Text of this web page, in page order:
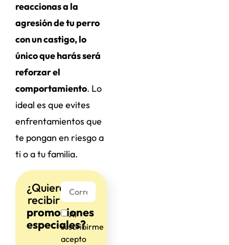
reaccionas a la
agresión de tu perro
con un castigo, lo
único que harás será
reforzar el
comportamiento. Lo
ideal es que evites
enfrentamientos que
te pongan en riesgo a
ti o a tu familia.
¿Quieres
recibir
promociones
especiales?
Al
suscribirme
acepto